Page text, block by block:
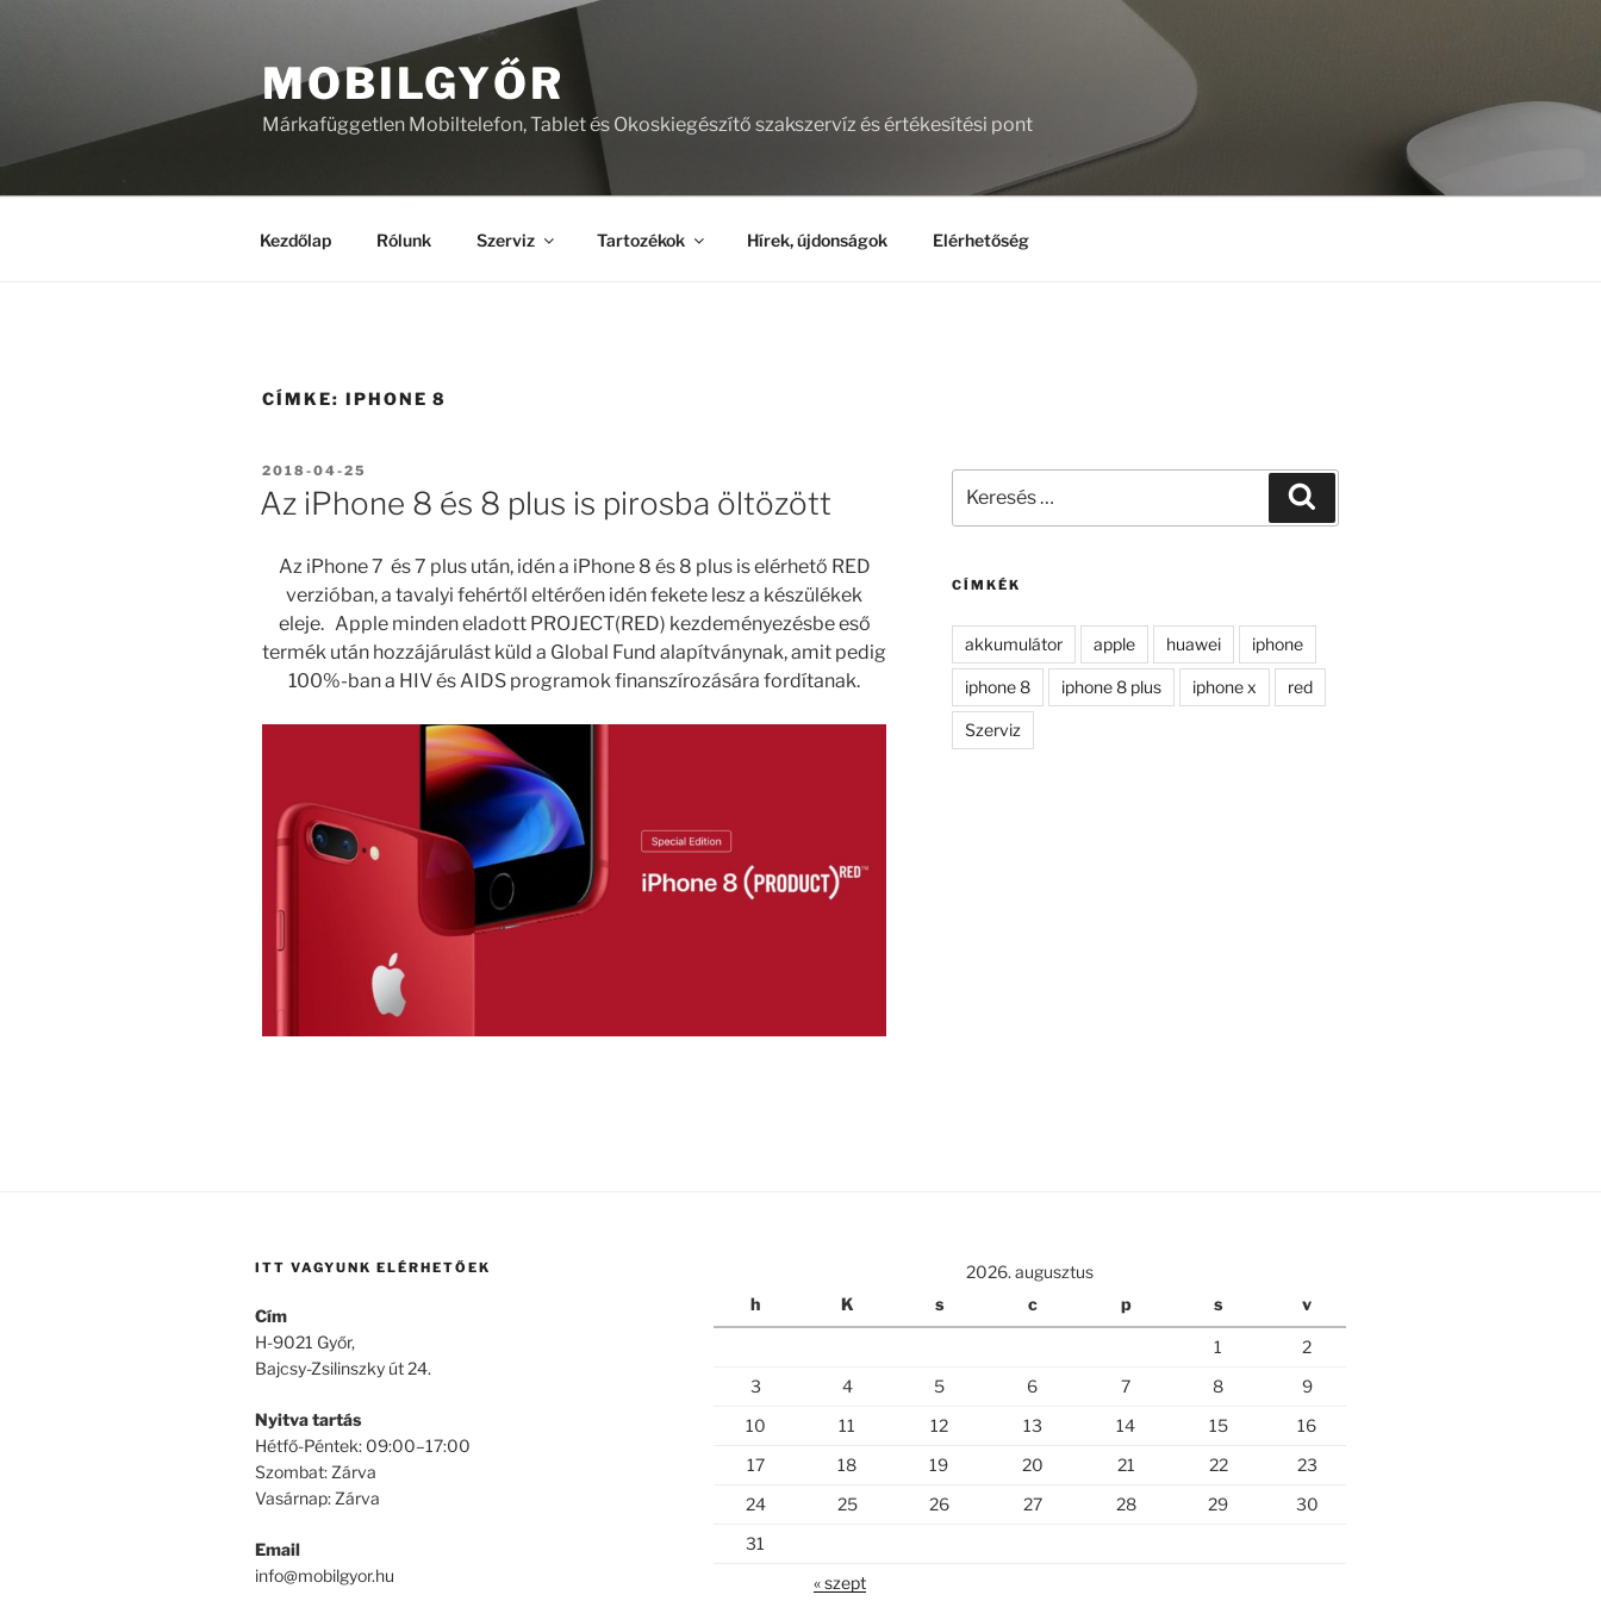
MOBILGYŐR
Márkafüggetlen Mobiltelefon, Tablet és Okoskiegészítő szakszervíz és értékesítési pont
Kezdőlap Rólunk Szerviz Tartozékok Hírek, újdonságok Elérhetőség
CÍMKE: IPHONE 8
BEKÜLDVE:
2018-04-25
Az iPhone 8 és 8 plus is pirosba öltözött
Az iPhone 7 és 7 plus után, idén a iPhone 8 és 8 plus is elérhető RED
verzióban, a tavalyi fehértől eltérően idén fekete lesz a készülékek
eleje. Apple minden eladott PROJECT(RED) kezdeményezésbe eső
termék után hozzájárulást küld a Global Fund alapítványnak, amit pedig
100%-ban a HIV és AIDS programok finanszírozására fordítanak.
következő
CÍMKÉK
akkumulátor apple huawei iphone
iphone 8 iphone 8 plus iphone x red
Szerviz
ITT VAGYUNK ELÉRHETŐEK
Cím
H-9021 Győr,
Bajcsy-Zsilinszky út 24.
Nyitva tartás
Hétfő-Péntek: 09:00–17:00
Szombat: Zárva
Vasárnap: Zárva
Email
info@mobilgyor.hu
2026. augusztus
h
K s c p s v
1
2
3
4 5 6 7 8
9
10
11 12 13 14 15
16
17
18 19 20 21 22
23
24
25 26 27 28 29
30
31
« szept